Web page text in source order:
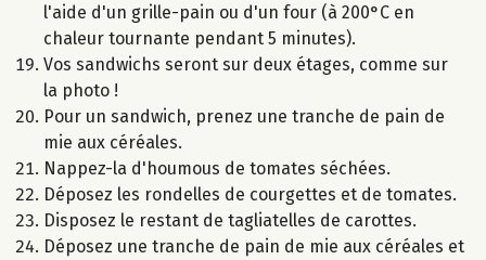
l'aide d'un grille-pain ou d'un four (à 200°C en
chaleur tournante pendant 5 minutes).
Vos sandwichs seront sur deux étages, comme sur
la photo !
Pour un sandwich, prenez une tranche de pain de
mie aux céréales.
Nappez-la d'houmous de tomates séchées.
Déposez les rondelles de courgettes et de tomates.
Disposez le restant de tagliatelles de carottes.
Déposez une tranche de pain de mie aux céréales et